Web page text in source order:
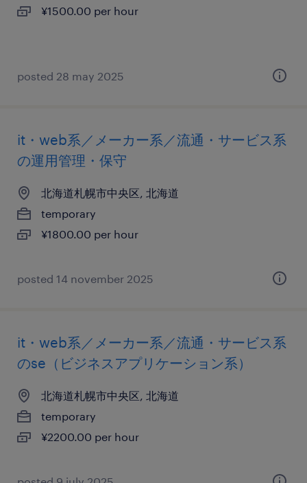
¥1500.00 per hour
posted 28 may 2025
it・web系／メーカー系／流通・サービス系
の運用管理・保守
北海道札幌市中央区, 北海道
temporary
¥1800.00 per hour
posted 14 november 2025
it・web系／メーカー系／流通・サービス系
のse（ビジネスアプリケーション系）
北海道札幌市中央区, 北海道
temporary
¥2200.00 per hour